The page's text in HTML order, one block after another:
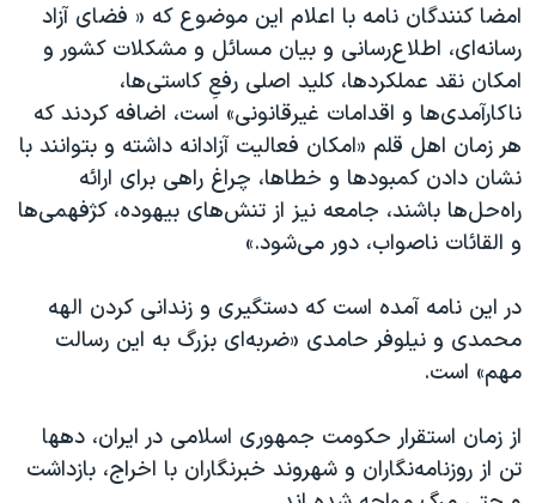
امضا کنندگان نامه با اعلام این موضوع که « فضای آزاد
رسانه‌ای، اطلاع‌رسانی و بیان مسائل و مشکلات کشور و
امکان نقد عملکردها، کلید اصلی رفعِ کاستی‌ها،
ناکارآمدی‌ها و اقدامات غیرقانونی» است، اضافه کردند که
هر زمان اهل قلم «امکان فعالیت آزادانه داشته و بتوانند با
نشان دادن کمبودها و خطاها، چراغ راهی برای ارائه
راه‌حل‌ها باشند، جامعه نیز از تنش‌های بیهوده، کژفهمی‌ها
و القائات ناصواب، دور می‌شود.»
در این نامه آمده است که دستگیری و زندانی کردن الهه
محمدی و نیلوفر حامدی «ضربه‌ای بزرگ به این رسالت
مهم» است.
از زمان استقرار حکومت جمهوری اسلامی در ایران، دهها
تن از روزنامه‌نگاران و شهروند خبرنگاران با اخراج، بازداشت